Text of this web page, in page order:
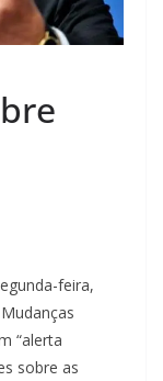
feira,
“alerta
sobre as